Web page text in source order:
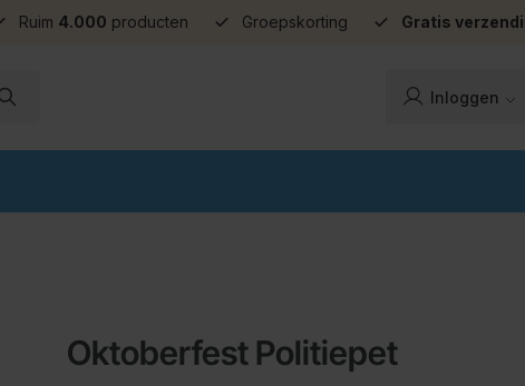
Ruim 4.000 producten Groepskorting Gratis
Inloggen
Oktoberfest Politiepet